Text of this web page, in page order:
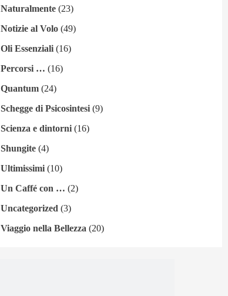
Naturalmente(23)
Notizie al Volo(49)
Oli Essenziali(16)
Percorsi … (16)
Quantum(24)
Schegge di Psicosintesi(9)
Scienza e dintorni(16)
Shungite(4)
Ultimissimi(10)
Un Caffé con … (2)
Uncategorized(3)
Viaggio nella Bellezza(20)